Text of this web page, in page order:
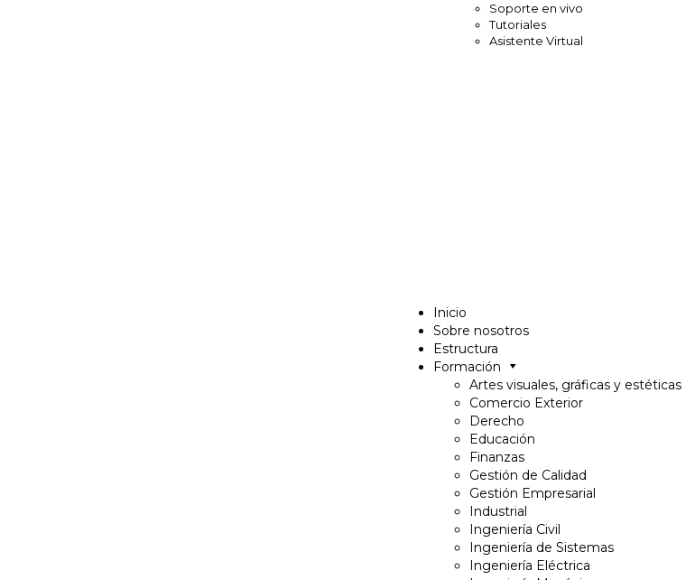
Soporte en vivo
Tutoriales
Asistente Virtual
Inicio
Sobre nosotros
Estructura
Formación
Artes visuales, gráficas y estéticas
Comercio Exterior
Derecho
Educación
Finanzas
Gestión de Calidad
Gestión Empresarial
Industrial
Ingeniería Civil
Ingeniería de Sistemas
Ingeniería Eléctrica